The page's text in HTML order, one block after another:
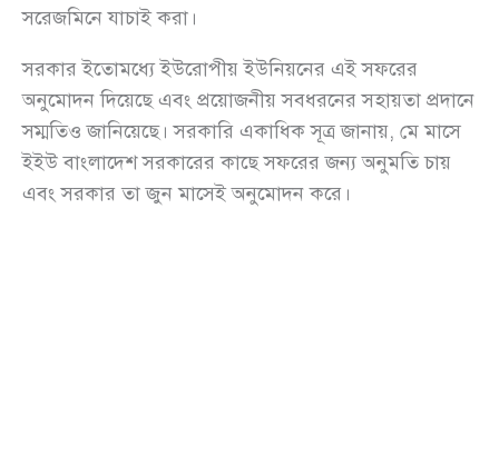
সরেজমিনে যাচাই করা।
সরকার ইতোমধ্যে ইউরোপীয় ইউনিয়নের এই সফরের
অনুমোদন দিয়েছে এবং প্রয়োজনীয় সবধরনের সহায়তা প্রদানে
সম্মতিও জানিয়েছে। সরকারি একাধিক সূত্র জানায়, মে মাসে
ইইউ বাংলাদেশ সরকারের কাছে সফরের জন্য অনুমতি চায়
এবং সরকার তা জুন মাসেই অনুমোদন করে।